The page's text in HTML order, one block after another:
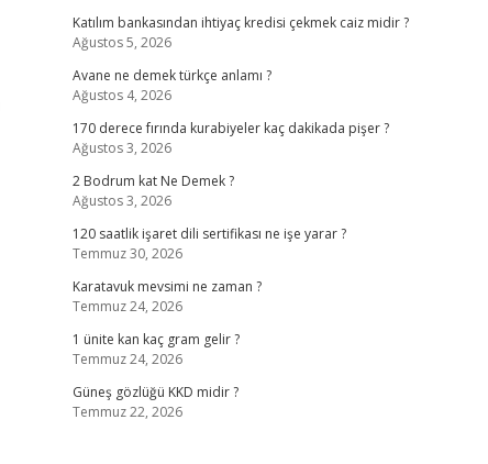
Katılım bankasından ihtiyaç kredisi çekmek caiz midir ?
Ağustos 5, 2026
Avane ne demek türkçe anlamı ?
Ağustos 4, 2026
170 derece fırında kurabiyeler kaç dakikada pişer ?
Ağustos 3, 2026
2 Bodrum kat Ne Demek ?
Ağustos 3, 2026
120 saatlik işaret dili sertifikası ne işe yarar ?
Temmuz 30, 2026
Karatavuk mevsimi ne zaman ?
Temmuz 24, 2026
1 ünite kan kaç gram gelir ?
Temmuz 24, 2026
Güneş gözlüğü KKD midir ?
Temmuz 22, 2026